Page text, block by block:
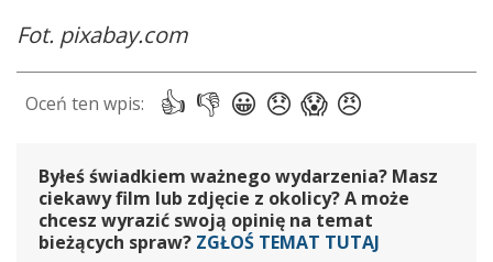
Fot. pixabay.com
Byłeś świadkiem ważnego wydarzenia? Masz
ciekawy film lub zdjęcie z okolicy? A może
chcesz wyrazić swoją opinię na temat
bieżących spraw? ZGŁOŚ TEMAT TUTAJ